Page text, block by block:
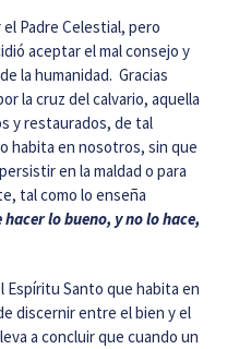
Padre Celestial, pero
aceptar el mal consejo y
la humanidad. Gracias
la cruz del calvario, aquella
y restaurados, de tal
habita en nosotros, sin que
en la maldad o para
tal como lo enseña
hacer lo bueno, y no lo hace,
Espíritu Santo que habita en
discernir entre el bien y el
a concluir que cuando un